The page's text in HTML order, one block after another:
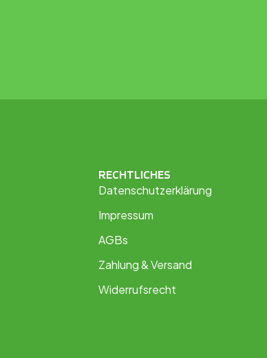
RECHTLICHES
Datenschutzerklärung
Impressum
AGBs
Zahlung & Versand
Widerrufsrecht